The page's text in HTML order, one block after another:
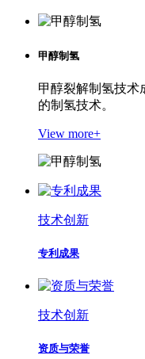
甲醇制氢
甲醇裂解制氢技术
的制氢技术。
View more+
技术创新
专利成果
技术创新
资质与荣誉